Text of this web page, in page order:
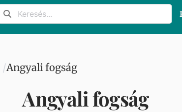
Angyali fogság
Angyali fogság